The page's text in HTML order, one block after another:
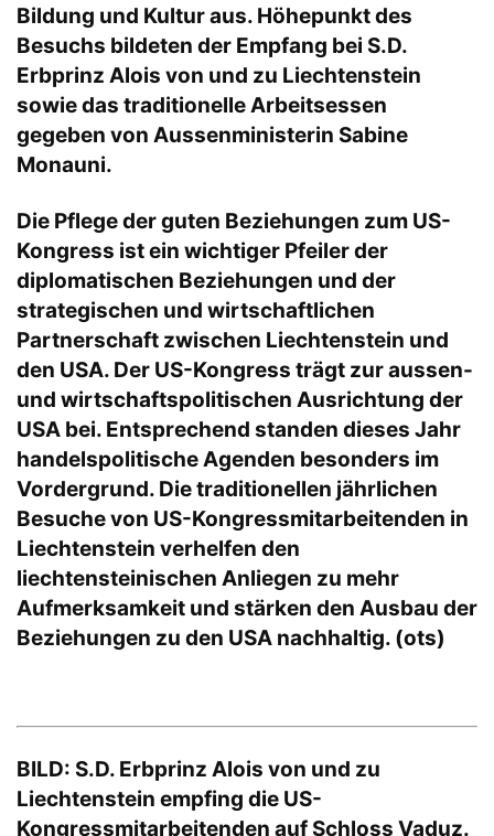
Bildung und Kultur aus. Höhepunkt des
Besuchs bildeten der Empfang bei S.D.
Erbprinz Alois von und zu Liechtenstein
sowie das traditionelle Arbeitsessen
gegeben von Aussenministerin Sabine
Monauni.
Die Pflege der guten Beziehungen zum US-
Kongress ist ein wichtiger Pfeiler der
diplomatischen Beziehungen und der
strategischen und wirtschaftlichen
Partnerschaft zwischen Liechtenstein und
den USA. Der US-Kongress trägt zur aussen-
und wirtschaftspolitischen Ausrichtung der
USA bei. Entsprechend standen dieses Jahr
handelspolitische Agenden besonders im
Vordergrund. Die traditionellen jährlichen
Besuche von US-Kongressmitarbeitenden in
Liechtenstein verhelfen den
liechtensteinischen Anliegen zu mehr
Aufmerksamkeit und stärken den Ausbau der
Beziehungen zu den USA nachhaltig. (ots)
BILD: S.D. Erbprinz Alois von und zu
Liechtenstein empfing die US-
Kongressmitarbeitenden auf Schloss Vaduz.